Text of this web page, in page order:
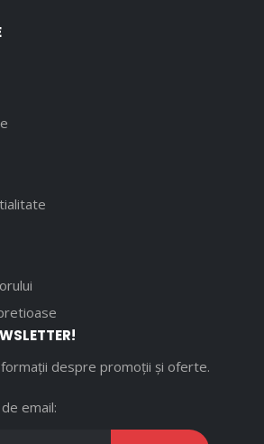
despre promoții și oferte.
email: